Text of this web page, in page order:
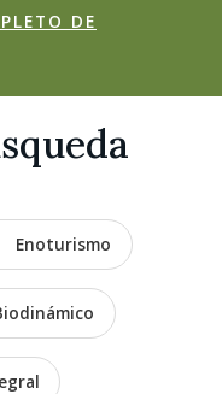
DE
Enoturismo